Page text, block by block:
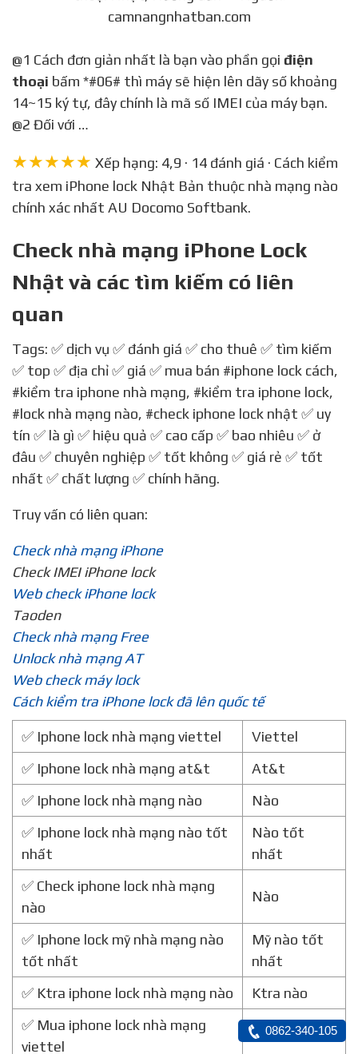
camnangnhatban.com
@1 Cách đơn giản nhất là bạn vào phần gọi điện
thoại bấm *#06# thì máy sẽ hiện lên dãy số khoảng
14~15 ký tự, đây chính là mã số IMEI của máy bạn.
@2 Đối với …
★★★★★ Xếp hạng: 4,9 · 14 đánh giá · Cách kiểm
tra xem iPhone lock Nhật Bản thuộc nhà mạng nào
chính xác nhất AU Docomo Softbank.
Check nhà mạng iPhone Lock
Nhật và các tìm kiếm có liên
quan
Tags: ✅ dịch vụ ✅ đánh giá ✅ cho thuê ✅ tìm kiếm
✅ top ✅ địa chỉ ✅ giá ✅ mua bán #iphone lock cách,
#kiểm tra iphone nhà mạng, #kiểm tra iphone lock,
#lock nhà mạng nào, #check iphone lock nhật ✅ uy
tín ✅ là gì ✅ hiệu quả ✅ cao cấp ✅ bao nhiêu ✅ ở
đâu ✅ chuyên nghiệp ✅ tốt không ✅ giá rẻ ✅ tốt
nhất ✅ chất lượng ✅ chính hãng.
Truy vấn có liên quan:
Check nhà mạng iPhone
Check IMEI iPhone lock
Web check iPhone lock
Taoden
Check nhà mạng Free
Unlock nhà mạng AT
Web check máy lock
Cách kiểm tra iPhone lock đã lên quốc tế
✅ Iphone lock nhà mạng viettel
Viettel
✅ Iphone lock nhà mạng at&t
At&t
✅ Iphone lock nhà mạng nào
Nào
✅ Iphone lock nhà mạng nào tốt
nhất
Nào tốt
nhất
✅ Check iphone lock nhà mạng
nào
Nào
✅ Iphone lock mỹ nhà mạng nào
tốt nhất
Mỹ nào tốt
nhất
✅ Ktra iphone lock nhà mạng nào
Ktra nào
✅ Mua iphone lock nhà mạng
viettel
Mua viettel
0862-340-105